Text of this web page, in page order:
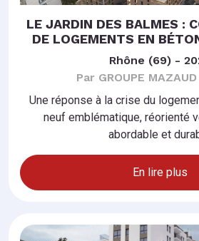
LE JARDIN DES BALMES :
DE LOGEMENTS EN
Rhône (69) -
Par GROUPE
Une réponse à la crise du
neuf emblématique, réorienté
abordable et
En lire plus